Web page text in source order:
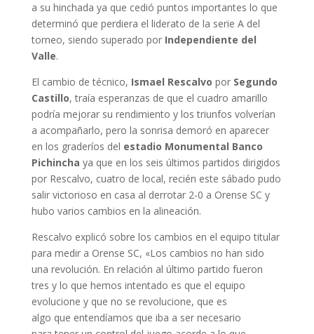
a su hinchada ya que cedió puntos importantes lo que
determinó que perdiera el liderato de la serie A del
torneo, siendo superado porIndependiente del
Valle.
El cambio de técnico, Ismael Rescalvo por Segundo
Castillo, traía esperanzas de que el cuadro amarillo
podría mejorar su rendimiento y los triunfos volverían
a acompañarlo, pero la sonrisa demoró en aparecer
en los graderíos del estadio Monumental Banco
Pichincha ya que en los seis últimos partidos dirigidos
por Rescalvo, cuatro de local, recién este sábado pudo
salir victorioso en casa al derrotar 2-0 a Orense SC y
hubo varios cambios en la alineación.
Rescalvo explicó sobre los cambios en el equipo titular
para medir a Orense SC, «Los cambios no han sido
una revolución. En relación al último partido fueron
tres y lo que hemos intentado es que el equipo
evolucione y que no se revolucione, que es
algo que entendíamos que iba a ser necesario